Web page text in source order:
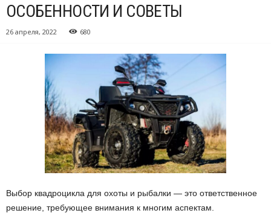
ОСОБЕННОСТИ И СОВЕТЫ
26 апреля, 2022 680
Выбор квадроцикла для охоты и рыбалки — это ответственное
решение, требующее внимания к многим аспектам.